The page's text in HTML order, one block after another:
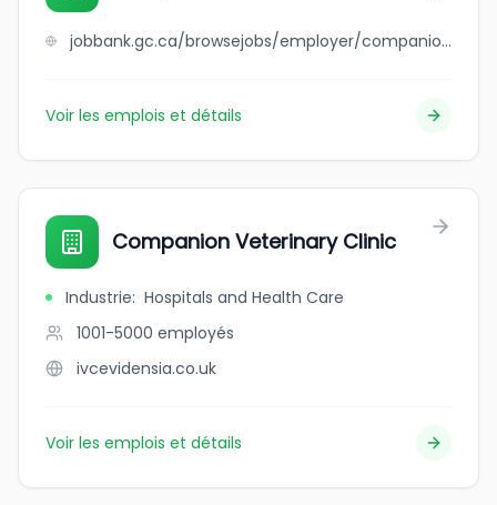
jobbank.gc.ca/browsejobs/employer/companion+care+-+care+and+beyond/ca
Voir les emplois et détails
Companion Veterinary Clinic
Industrie: Hospitals and Health Care
1001-5000 employés
ivcevidensia.co.uk
Voir les emplois et détails